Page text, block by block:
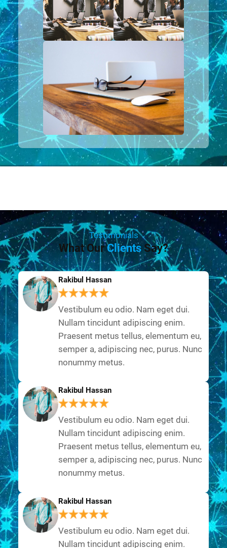
Testimonials
What OurClients Say?
Rakibul Hassan
Vestibulum eu odio. Nam eget dui.
Nullam tincidunt adipiscing enim.
Praesent metus tellus, elementum eu,
semper a, adipiscing nec, purus. Nunc
nonummy metus.
Rakibul Hassan
Vestibulum eu odio. Nam eget dui.
Nullam tincidunt adipiscing enim.
Praesent metus tellus, elementum eu,
semper a, adipiscing nec, purus. Nunc
nonummy metus.
Rakibul Hassan
Vestibulum eu odio. Nam eget dui.
Nullam tincidunt adipiscing enim.